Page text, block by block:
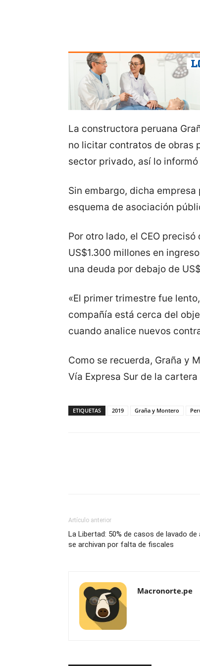
La constructora peruana
no licitar contratos de obras
sector privado, así lo informó
Sin embargo, dicha
esquema de asociación
Por otro lado, el CEO
US$1.300 millones en
una deuda por debajo de
«El primer trimestre fue
compañía está cerca del
cuando analice nuevos
Como se recuerda, Graña y
Vía Expresa Sur de la
ETIQUETAS 2019 Graña y Montero
Artículo anterior
La Libertad: 50% de casos de lavado
se archivan por falta de fiscales
Macronorte.pe